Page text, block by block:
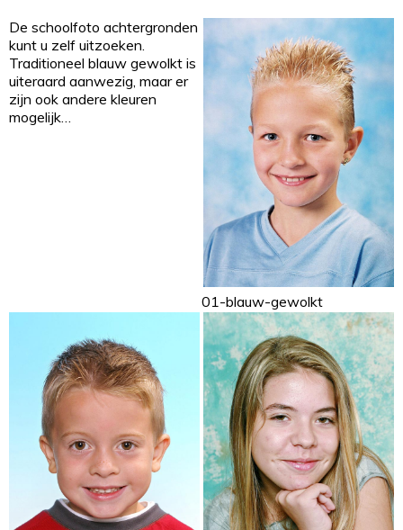
De schoolfoto achtergronden
kunt u zelf uitzoeken.
Traditioneel blauw gewolkt is
uiteraard aanwezig, maar er
zijn ook andere kleuren
mogelijk…
01-blauw-gewolkt